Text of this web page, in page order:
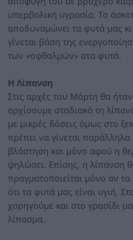
υπερβολική υγρασία. Το
αποδυναμώνει τα φυτά μας κι
γίνεται βάση της
των «οφθαλμών» στα φυτά.
Η Λίπανση
Στις αρχές του Μάρτη θα
αρχίσουμε σταδιακά τη
με μικρές δόσεις όμως στο
πρέπει να γίνεται
βλάστηση και μόνο αφού η
ψηλώσει. Επίσης, η λίπανση
πραγματοποιείται μόνο αν τα
ότι τα φυτά μας είναι υγιή.
χορηγούμε και στο γρασίδι
λίπασμα.